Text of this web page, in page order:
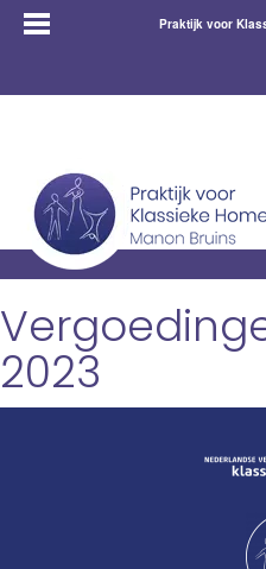
Praktijk voor
2023